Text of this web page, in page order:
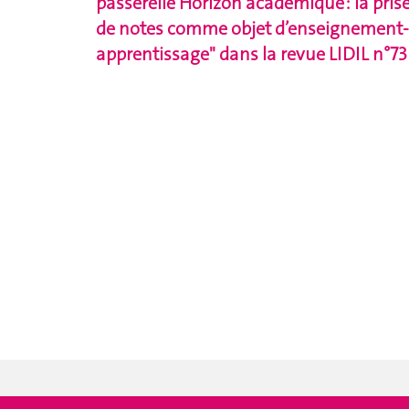
de notes comme objet d’enseignement-
apprentissage" dans la revue LIDIL n°73